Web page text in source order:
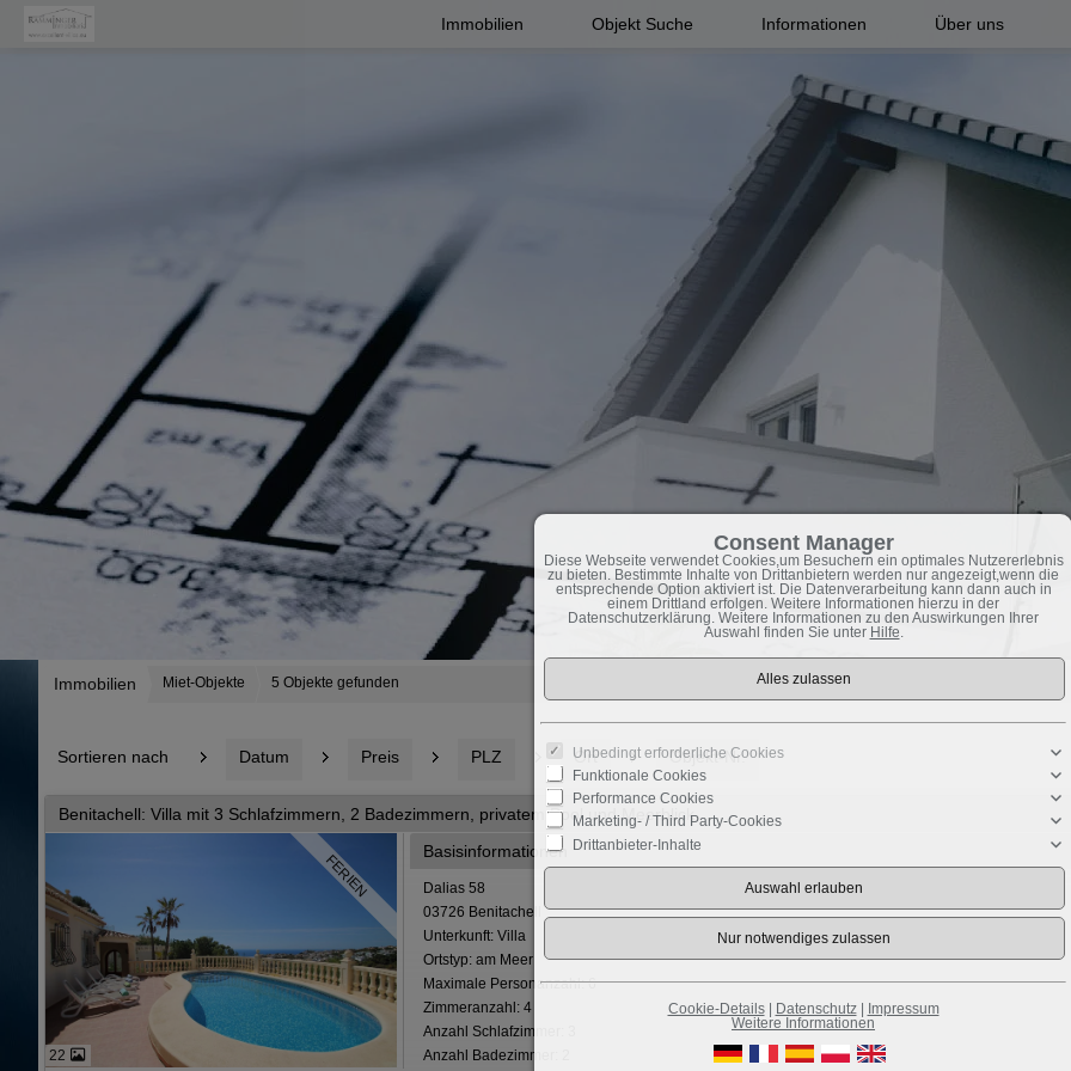
Immobilien Objekt Suche Informationen Über uns
Immobilien Miet-Objekte 5 Objekte gefunden
Sortieren nach Datum Preis PLZ Ort Objekt-Nr.
Benitachell: Villa mit 3 Schlafzimmern, 2 Badezimmern, privatem Pool und Meerblick
22
FERIEN
Basisinformationen
Dalias 58
03726 Benitachell
Unterkunft: Villa
Ortstyp: am Meer
Maximale Personanzahl: 6
Zimmeranzahl: 4
Anzahl Schlafzimmer: 3
Anzahl Badezimmer: 2
Consent Manager
Diese Webseite verwendet Cookies,um Besuchern ein optimales Nutzererlebnis
zu bieten. Bestimmte Inhalte von Drittanbietern werden nur angezeigt,wenn die
entsprechende Option aktiviert ist. Die Datenverarbeitung kann dann auch in
einem Drittland erfolgen. Weitere Informationen hierzu in der
Datenschutzerklärung. Weitere Informationen zu den Auswirkungen Ihrer
Auswahl finden Sie unter Hilfe.
Unbedingt erforderliche Cookies
Funktionale Cookies
Performance Cookies
Marketing- / Third Party-Cookies
Drittanbieter-Inhalte
Cookie-Details| Datenschutz| Impressum
Weitere Informationen